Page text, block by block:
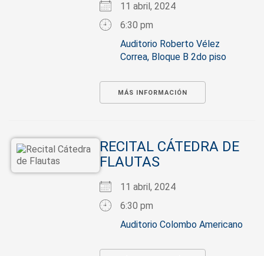
11 abril, 2024
6:30 pm
Auditorio Roberto Vélez
Correa, Bloque B 2do piso
MÁS INFORMACIÓN
RECITAL CÁTEDRA DE
FLAUTAS
11 abril, 2024
6:30 pm
Auditorio Colombo Americano